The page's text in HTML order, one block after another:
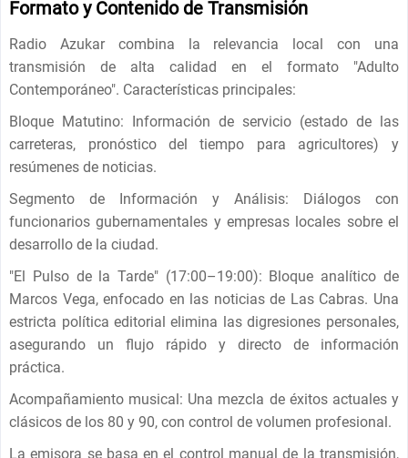
Formato y Contenido de Transmisión
Radio Azukar combina la relevancia local con una
transmisión de alta calidad en el formato "Adulto
Contemporáneo". Características principales:
Bloque Matutino: Información de servicio (estado de las
carreteras, pronóstico del tiempo para agricultores) y
resúmenes de noticias.
Segmento de Información y Análisis: Diálogos con
funcionarios gubernamentales y empresas locales sobre el
desarrollo de la ciudad.
"El Pulso de la Tarde" (17:00–19:00): Bloque analítico de
Marcos Vega, enfocado en las noticias de Las Cabras. Una
estricta política editorial elimina las digresiones personales,
asegurando un flujo rápido y directo de información
práctica.
Acompañamiento musical: Una mezcla de éxitos actuales y
clásicos de los 80 y 90, con control de volumen profesional.
La emisora ​​se basa en el control manual de la transmisión,